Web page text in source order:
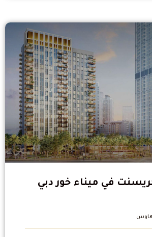
في ميناء خور دبي